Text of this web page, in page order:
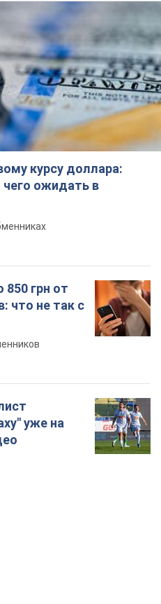
курсу доллара:
чего ожидать в
грн от
что не так с
уже на